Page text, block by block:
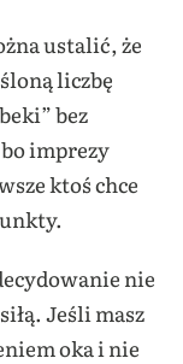
ustalić, że
liczbę
bez
imprezy
ktoś chce
nie
Jeśli masz
oka i nie